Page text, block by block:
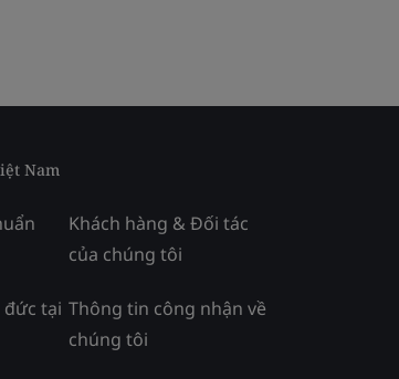
Nam
tại
Khách hàng & Đối tác
của chúng tôi
Thông tin công nhận về
chúng tôi